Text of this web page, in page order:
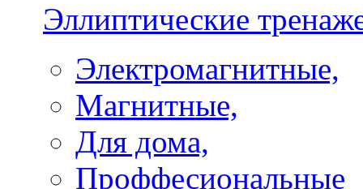
Эллиптические
Электромагнитные,
Магнитные,
Для дома,
Проффесиональные